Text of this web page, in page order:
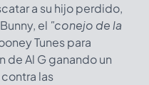
a su hijo perdido,
el "conejo de la
Tunes para
de Al G ganando un
las